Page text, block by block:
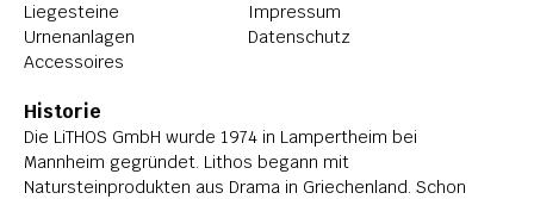
Liegesteine
Urnenanlagen
Accessoires
Impressum
Datenschutz
Historie
Die LiTHOS GmbH wurde 1974 in Lampertheim bei
Mannheim gegründet. Lithos begann mit
Natursteinprodukten aus Drama in Griechenland. Schon